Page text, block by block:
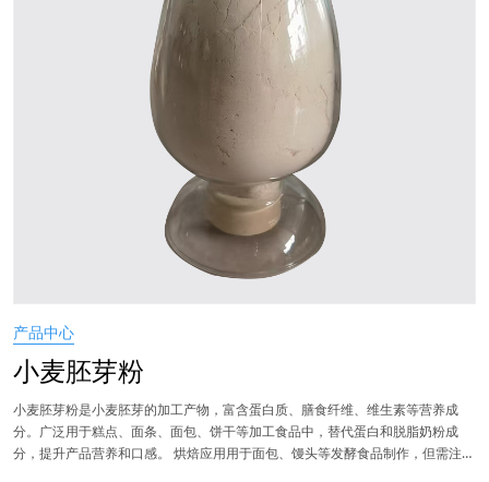
产品中心
小麦胚芽粉
小麦胚芽粉是小麦胚芽的加工产物，富含蛋白质、膳食纤维、维生素等营养成
分。广泛用于糕点、面条、面包、饼干等加工食品中，替代蛋白和脱脂奶粉成
分，提升产品营养和口感。 ‌烘焙应用用于面包、馒头等发酵食品制作，但需注意